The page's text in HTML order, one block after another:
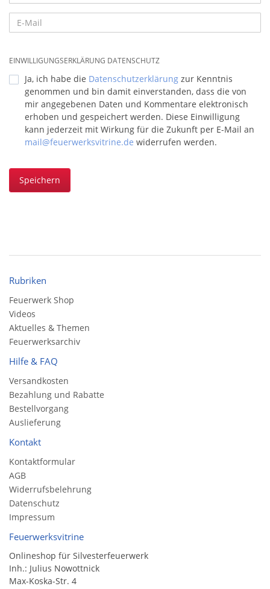
EINWILLIGUNGSERKLÄRUNG DATENSCHUTZ
Ja, ich habe die Datenschutzerklärung zur Kenntnis
genommen und bin damit einverstanden, dass die von
mir angegebenen Daten und Kommentare elektronisch
erhoben und gespeichert werden. Diese Einwilligung
kann jederzeit mit Wirkung für die Zukunft per E-Mail an
mail@feuerwerksvitrine.de widerrufen werden.
Speichern
Rubriken
Feuerwerk Shop
Videos
Aktuelles & Themen
Feuerwerksarchiv
Hilfe & FAQ
Versandkosten
Bezahlung und Rabatte
Bestellvorgang
Auslieferung
Kontakt
Kontaktformular
AGB
Widerrufsbelehrung
Datenschutz
Impressum
Feuerwerksvitrine
Onlineshop für Silvesterfeuerwerk
Inh.: Julius Nowottnick
Max-Koska-Str. 4